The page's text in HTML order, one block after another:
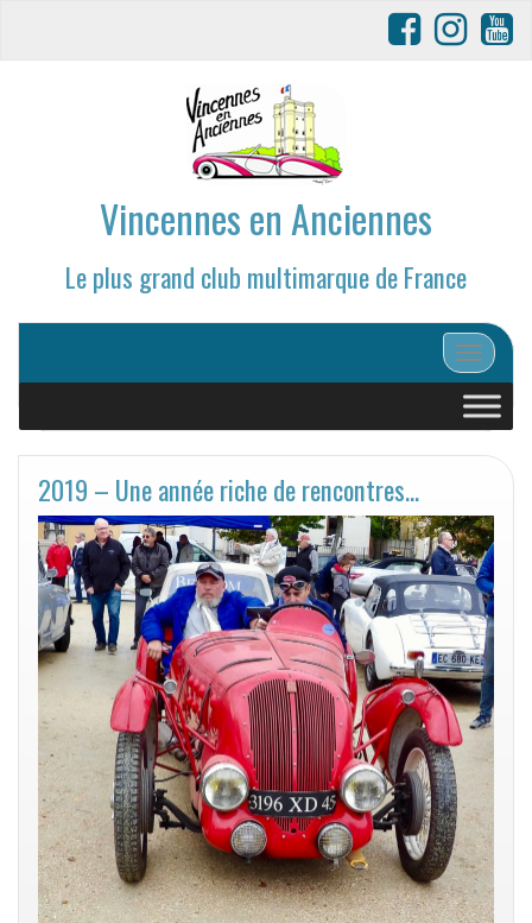
Vincennes en Anciennes
Le plus grand club multimarque de France
Afficher/
2019 – Une année riche de rencontres…